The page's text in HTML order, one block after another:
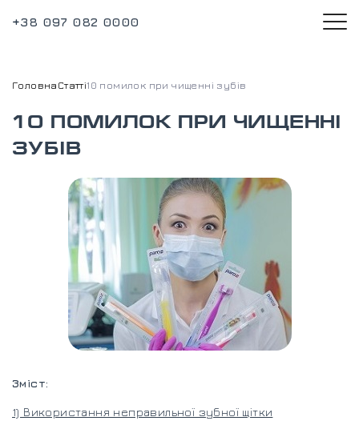
+38 097 082 0000
ГоловнаСтатті10 помилок при чищенні зубів
10 ПОМИЛОК ПРИ ЧИЩЕННІ
ЗУБІВ
Зміст:
1) Використання неправильної зубної щітки